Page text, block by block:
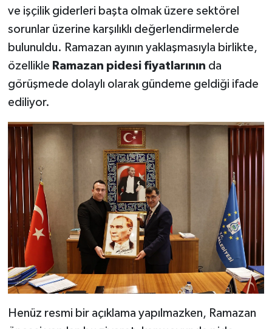
ve işçilik giderleri başta olmak üzere sektörel
sorunlar üzerine karşılıklı değerlendirmelerde
bulunuldu. Ramazan ayının yaklaşmasıyla birlikte,
özellikle Ramazan pidesi fiyatlarının da
görüşmede dolaylı olarak gündeme geldiği ifade
ediliyor.
Henüz resmi bir açıklama yapılmazken, Ramazan
Yaşam